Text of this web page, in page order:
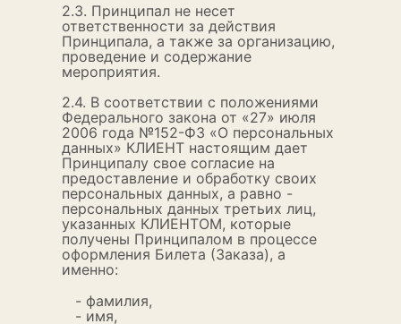
2.3. Принципал не несет
ответственности за действия
Принципала, а также за организацию,
проведение и содержание
мероприятия.
2.4. В соответствии с положениями
Федерального закона от «27» июля
2006 года №152-ФЗ «О персональных
данных» КЛИЕНТ настоящим дает
Принципалу свое согласие на
предоставление и обработку своих
персональных данных, а равно -
персональных данных третьих лиц,
указанных КЛИЕНТОМ, которые
получены Принципалом в процессе
оформления Билета (Заказа), а
именно:
- фамилия,
- имя,